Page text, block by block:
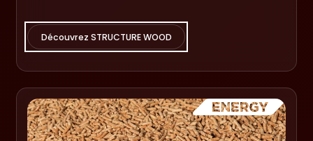
Découvrez STRUCTURE WOOD